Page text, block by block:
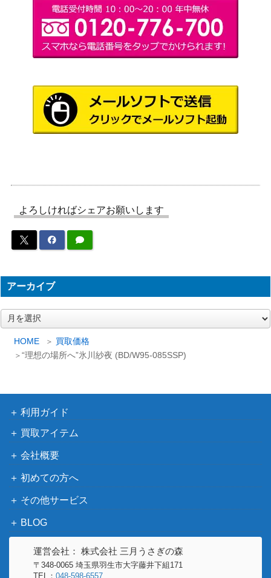
HOME
買取価格
“理想の場所へ”氷川紗夜 (BD/W95-085SSP)
ヤー 大槻 唯【IM
C/W115-002SP】
（アイドルマスター シンデレ
ラガールズ Next Twinkle!）
超人 ハルク (MAR/
S89-002A)
ブシロード
（Marvel/Card Collection）
5,000
ー 大崎甘奈(ISC/S
81-003SSP)
（アイドルマスター シャイニ
ーカラーズ）
pf.Victory formul
a… ビワハヤヒデ
ブシロード
“その手を通じ”若
09SSP)
ブシロード
パーティ！ 5th Anniversary）
日本Jr.ユース代表
松山 光【CTB/W1
ちょっとあげる～
和泉愛依(ISC/S81-
036SSP)
（アイドルマスター シャイニ
ーカラーズ）
チェンジオブペー
ス 宮下 愛【SIN/W
109-059SP】
ブシロード
ドルフェスティバル2）
ー♪ 鏡音リン (PJS/
S91-033SSP)
（プロジェクトセカイ カラフ
9,000
生きているように
宵崎奏 (PJS/S91-0
82SSP)
（プロジェクトセカイ カラフ
“全力少女”一葉 (A
LL/S90-083SP)
（アサルトリリィ Vol.2）
純白の願い 中野
一花(5HY/W90-00
5HYR)
（五等分の花嫁∬）
“B小町”有馬かな
【OSK/S107-004S
ブシロード
よろしければシェアお願いします
アーカイブ
ー
利用ガイド
買取アイテム
会社概要
初めての方へ
その他サービス
BLOG
運営会社： 株式会社 三月うさぎの森
〒348-0065 埼玉県羽生市大字藤井下組171
TEL： 048-598-6557